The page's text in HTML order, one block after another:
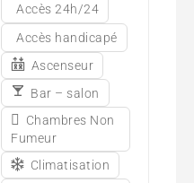
Accès 24h/24
Accès handicapé
Ascenseur
Bar – salon
Chambres Non
Fumeur
Climatisation